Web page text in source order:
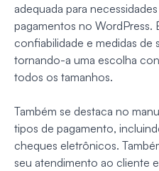
adequada para
pagamentos no WordPress.
confiabilidade e medidas de
tornando-a uma escolha
todos os tamanhos.
Também se destaca no
tipos de pagamento,
cheques eletrônicos.
seu atendimento ao cliente